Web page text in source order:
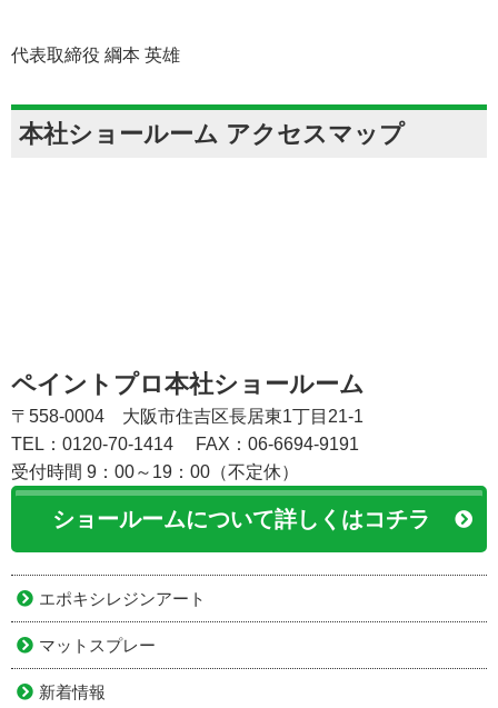
代表取締役 綱本 英雄
本社ショールーム アクセスマップ
ペイントプロ本社ショールーム
〒558-0004 大阪市住吉区長居東1丁目21-1
TEL：0120-70-1414
FAX：06-6694-9191
受付時間 9：00～19：00（不定休）
ショールームについて詳しくはコチラ
エポキシレジンアート
マットスプレー
新着情報